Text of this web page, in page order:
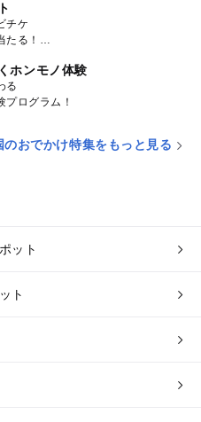
チケ
たる！
ホンモノ体験
る
プログラム！
のおでかけ特集をもっと見る
ット
ト